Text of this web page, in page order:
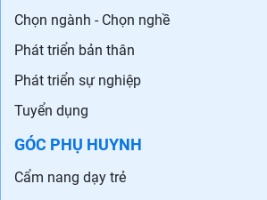
Chọn ngành - Chọn nghề
Phát triển bản thân
Phát triển sự nghiệp
Tuyển dụng
GÓC PHỤ HUYNH
Cẩm nang dạy trẻ